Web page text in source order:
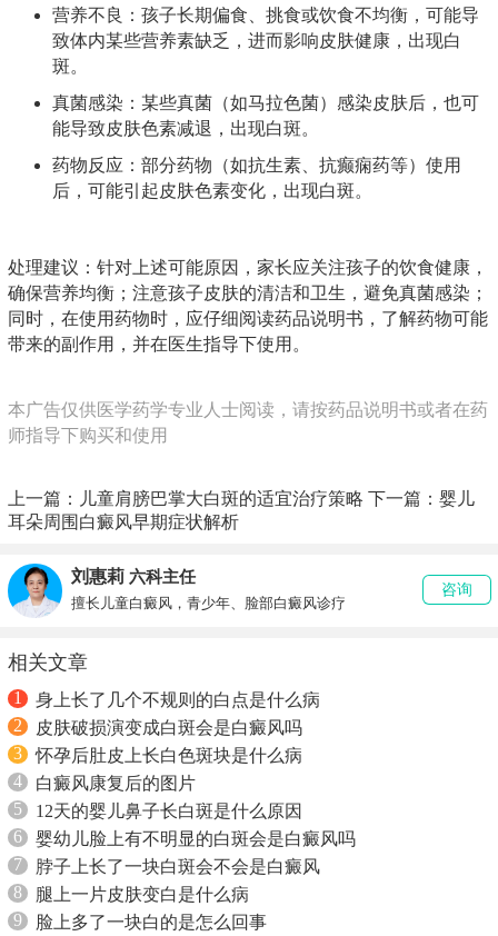
营养不良：孩子长期偏食、挑食或饮食不均衡，可能导
致体内某些营养素缺乏，进而影响皮肤健康，出现白
斑。
真菌感染：某些真菌（如马拉色菌）感染皮肤后，也可
能导致皮肤色素减退，出现白斑。
药物反应：部分药物（如抗生素、抗癫痫药等）使用
后，可能引起皮肤色素变化，出现白斑。
处理建议：针对上述可能原因，家长应关注孩子的饮食健康，
确保营养均衡；注意孩子皮肤的清洁和卫生，避免真菌感染；
同时，在使用药物时，应仔细阅读药品说明书，了解药物可能
带来的副作用，并在医生指导下使用。
本广告仅供医学药学专业人士阅读，请按药品说明书或者在药
师指导下购买和使用
上一篇： 儿童肩膀巴掌大白斑的适宜治疗策略 下一篇： 婴儿
耳朵周围白癜风早期症状解析
刘惠莉 六科主任
擅长儿童白癜风，青少年、脸部白癜风诊疗
咨询
相关文章
1
身上长了几个不规则的白点是什么病
2
皮肤破损演变成白斑会是白癜风吗
3
怀孕后肚皮上长白色斑块是什么病
4
白癜风康复后的图片
5
12天的婴儿鼻子长白斑是什么原因
6
婴幼儿脸上有不明显的白斑会是白癜风吗
7
脖子上长了一块白斑会不会是白癜风
8
腿上一片皮肤变白是什么病
9
脸上多了一块白的是怎么回事